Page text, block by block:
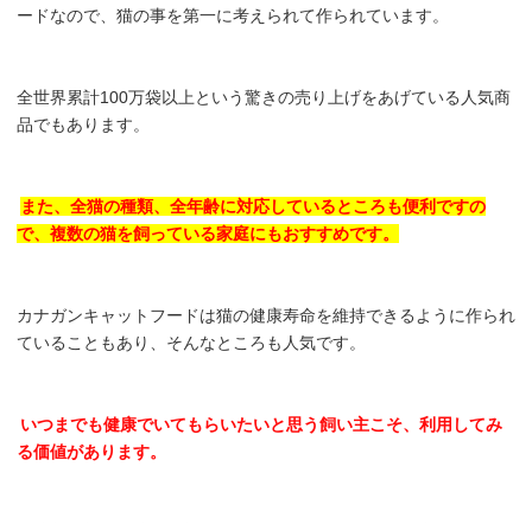
ードなので、猫の事を第一に考えられて作られています。
全世界累計100万袋以上という驚きの売り上げをあげている人気商
品でもあります。
また、全猫の種類、全年齢に対応しているところも便利ですの
で、複数の猫を飼っている家庭にもおすすめです。
カナガンキャットフードは猫の健康寿命を維持できるように作られ
ていることもあり、そんなところも人気です。
いつまでも健康でいてもらいたいと思う飼い主こそ、利用してみ
る価値があります。